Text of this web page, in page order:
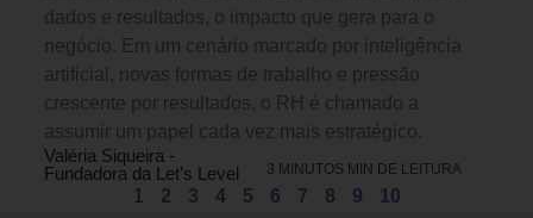
dados e resultados, o impacto que gera para o
negócio. Em um cenário marcado por inteligência
artificial, novas formas de trabalho e pressão
crescente por resultados, o RH é chamado a
assumir um papel cada vez mais estratégico.
Valéria Siqueira -
Fundadora da Let’s Level
3 MINUTOS MIN DE LEITURA
1 2 3 4 5 6 7 8 9 10